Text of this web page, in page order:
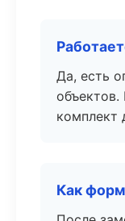
Да, есть
комплект
Как